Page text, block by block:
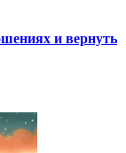
и вернуть